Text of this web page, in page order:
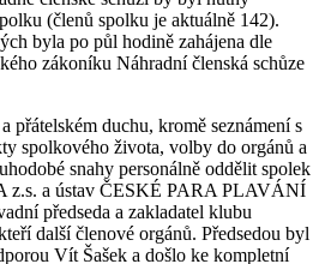
(členů spolku je aktuálně 142).
byla po půl hodině zahájena dle
zákoníku Náhradní členská schůze
přátelském duchu, kromě seznámení s
spolkového života, volby do orgánů a
snahy personálně oddělit spolek
a ústav ČESKÉ PARA PLAVÁNÍ
předseda a zakladatel klubu
další členové orgánů. Předsedou byl
Vít Šašek a došlo ke kompletní